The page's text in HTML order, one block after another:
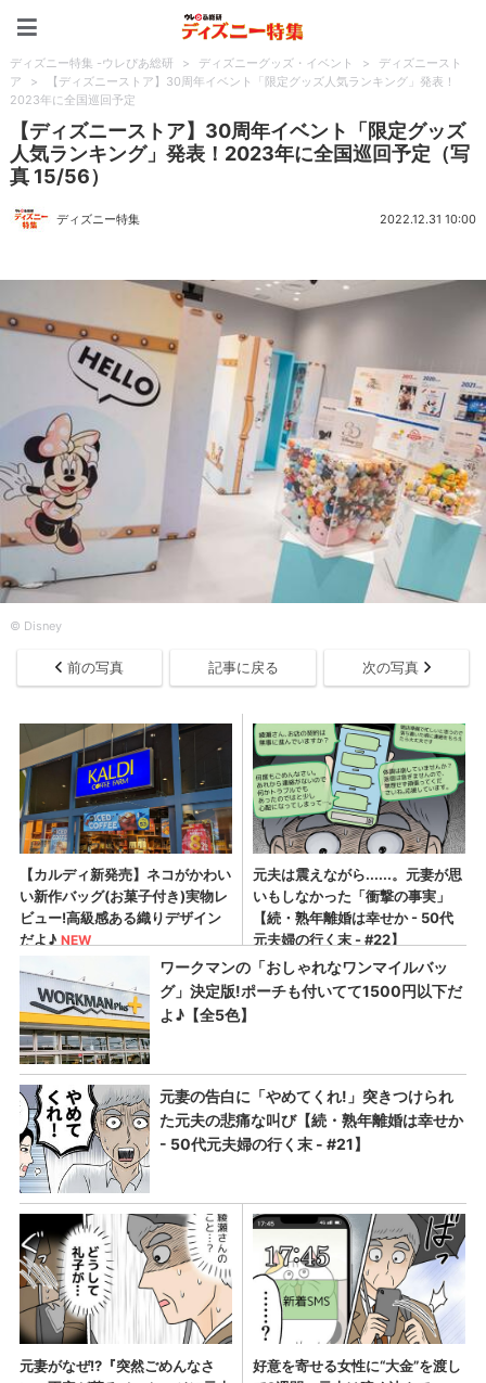
ディズニー特集 -ウレぴあ総研 > ディズニーグッズ・イベント >
ディズニースト
ア
>
【ディズニーストア】30周年イベント「限定グッズ人気ランキング」発表！
2023年に全国巡回予定
【ディズニーストア】30周年イベント「限定グッズ
人気ランキング」発表！2023年に全国巡回予定（写
真 15/56）
ディズニー特集 2022.12.31 10:00
© Disney
前の写真 記事に戻る 次の写真